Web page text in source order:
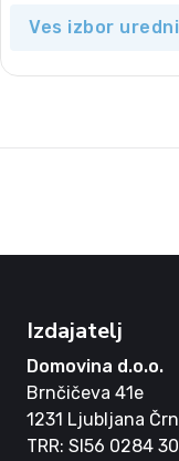
Ves izbor
Izdajatelj
Domovina d.o.o.
Brnčičeva 41e
1231 Ljubljana
TRR: SI56 0284